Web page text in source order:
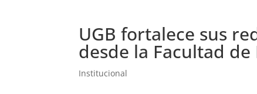
UGB fortalece sus
desde la Facultad de
Institucional